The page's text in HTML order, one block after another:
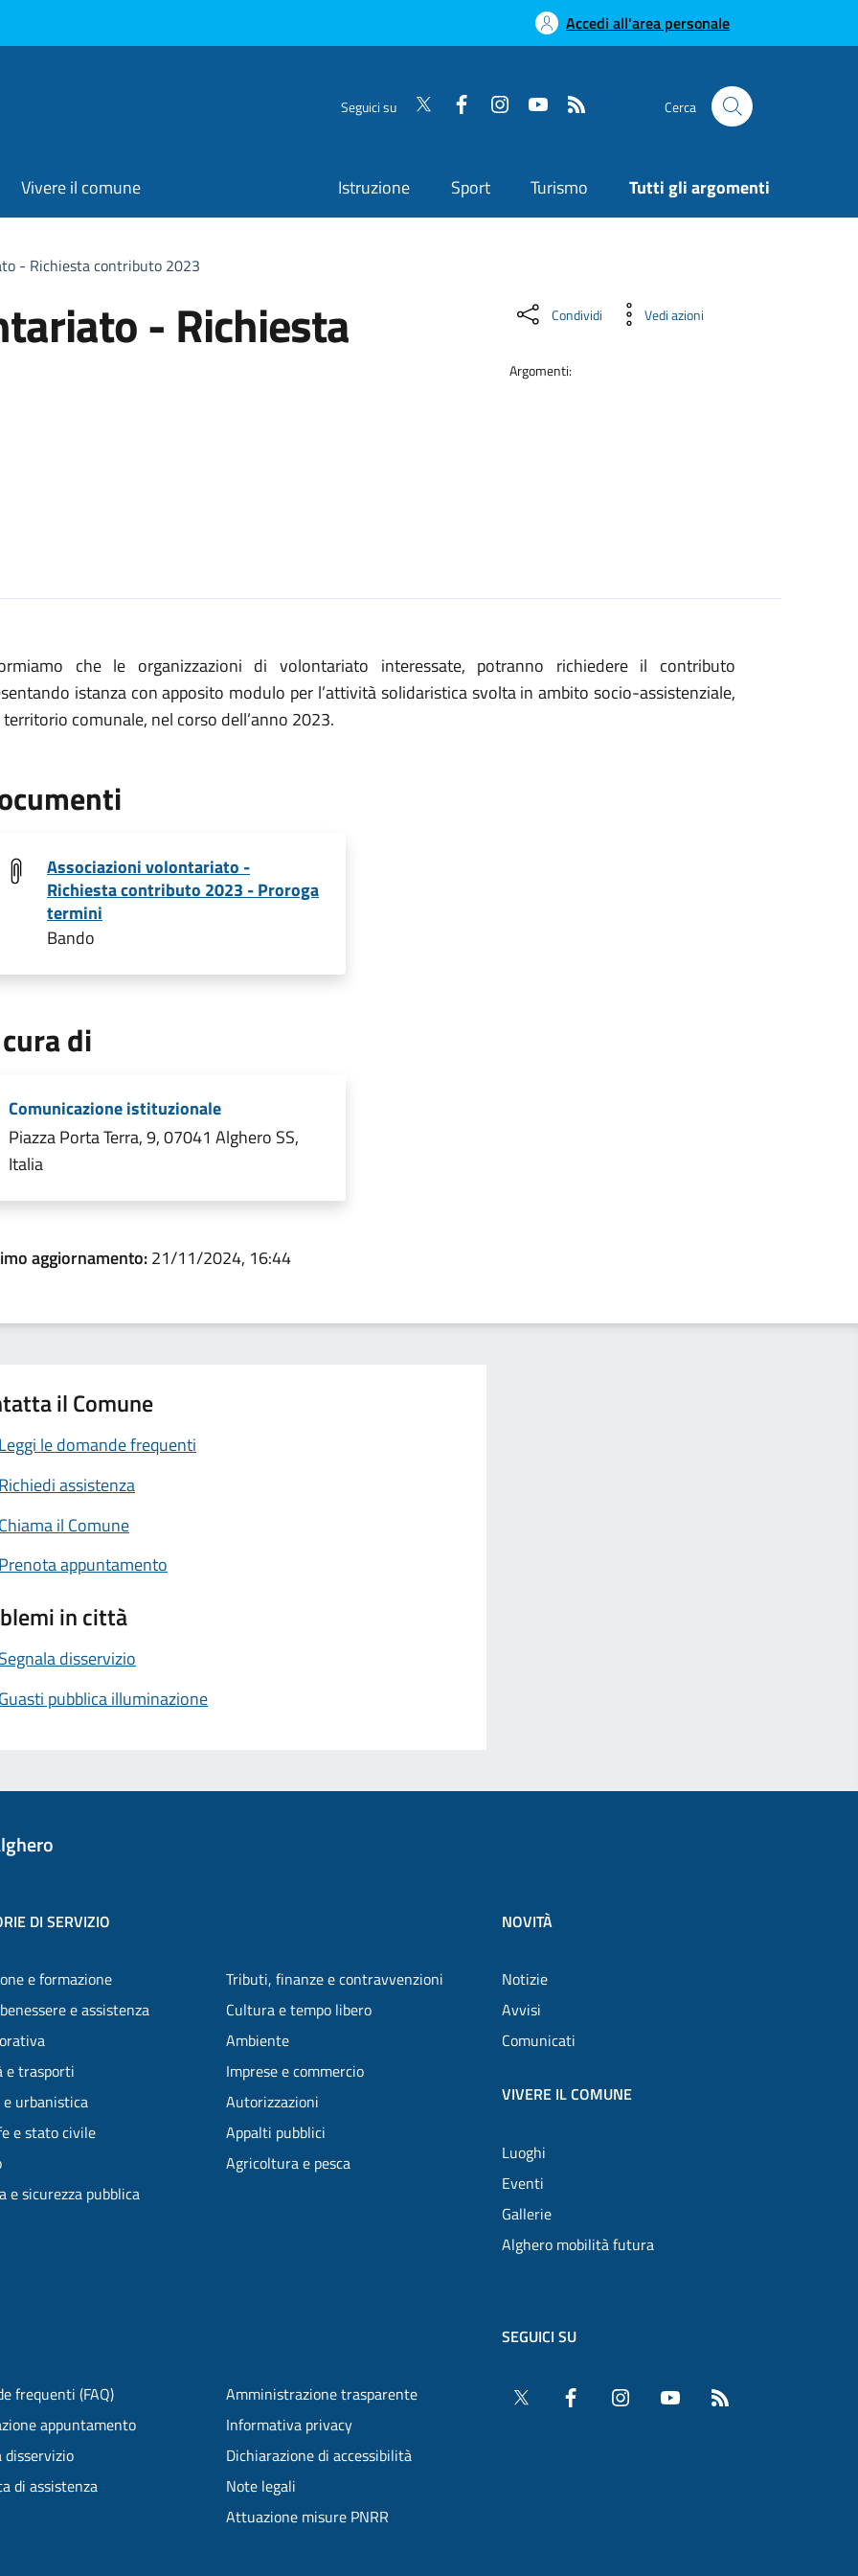
Accedi all'area personale
Seguici su Cerca
Vivere il comune Istruzione Sport Turismo Tutti gli argomenti
- Richiesta contributo 2023
- Richiesta Condividi Vedi azioni
Argomenti:
che le organizzazioni di volontariato interessate, potranno richiedere il contributo
istanza con apposito modulo per l’attività solidaristica svolta in ambito socio-assistenziale,
comunale, nel corso dell’anno 2023.
Associazioni volontariato -
Richiesta contributo 2023 - Proroga
termini
Bando
di
Comunicazione istituzionale
Piazza Porta Terra, 9, 07041 Alghero SS,
Italia
aggiornamento:21/11/2024, 16:44
il Comune
le domande frequenti
assistenza
il Comune
appuntamento
in città
disservizio
pubblica illuminazione
DI SERVIZIO
e formazione
e assistenza
e trasporti
urbanistica
e stato civile
e sicurezza pubblica
Tributi, finanze e contravvenzioni
Cultura e tempo libero
Ambiente
Imprese e commercio
Autorizzazioni
Appalti pubblici
Agricoltura e pesca
NOVITÀ
Notizie
Avvisi
Comunicati
VIVERE IL COMUNE
Luoghi
Eventi
Gallerie
Alghero mobilità futura
frequenti (FAQ)
appuntamento
disservizio
di assistenza
Amministrazione trasparente
Informativa privacy
Dichiarazione di accessibilità
Note legali
Attuazione misure PNRR
SEGUICI SU
Twitter Facebook InstagramYouTube